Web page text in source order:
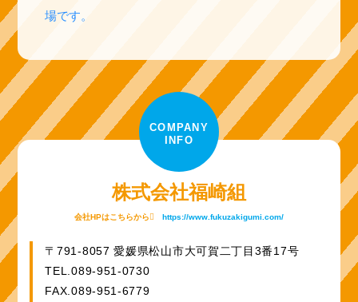
場です。
COMPANY
INFO
株式会社福崎組
会社HPはこちらから https://www.fukuzakigumi.com/
〒791-8057 愛媛県松山市大可賀二丁目3番17号
TEL.089-951-0730
FAX.089-951-6779